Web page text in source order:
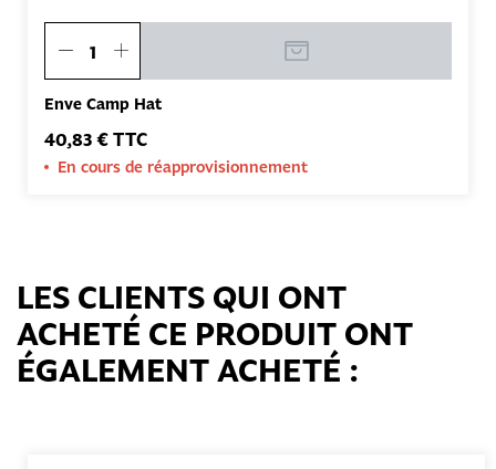
Enve Camp Hat
40,83 € TTC
En cours de réapprovisionnement
LES CLIENTS QUI ONT
ACHETÉ CE PRODUIT ONT
ÉGALEMENT ACHETÉ :